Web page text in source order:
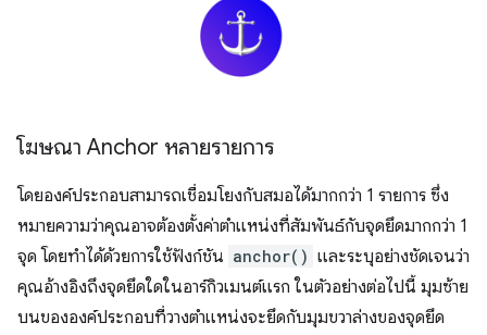
โฆษณา Anchor หลายรายการ
โดยองค์ประกอบสามารถเชื่อมโยงกับสมอได้มากกว่า 1 รายการ ซึ่ง
หมายความว่าคุณอาจต้องตั้งค่าตำแหน่งที่สัมพันธ์กับจุดยึดมากกว่า 1
จุด โดยทำได้ด้วยการใช้ฟังก์ชัน anchor() และระบุอย่างชัดเจนว่า
คุณอ้างอิงถึงจุดยึดใดในอาร์กิวเมนต์แรก ในตัวอย่างต่อไปนี้ มุมซ้าย
บนขององค์ประกอบที่วางตำแหน่งจะยึดกับมุมขวาล่างของจุดยึด